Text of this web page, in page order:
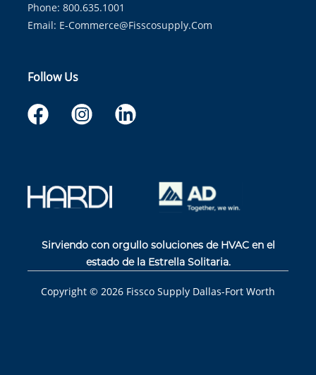
Phone: 800.635.1001
Email: E-Commerce@fisscosupply.com
Follow Us
Sirviendo con orgullo soluciones de HVAC en el
estado de la Estrella Solitaria.
Copyright © 2026 Fissco Supply Dallas-Fort Worth